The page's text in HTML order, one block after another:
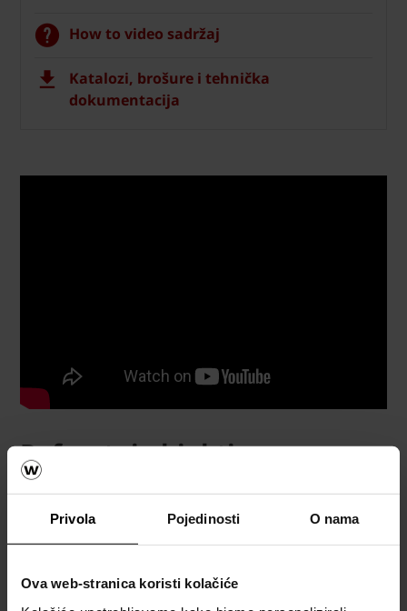
Privola Pojedinosti O nama
Ova web-stranica koristi kolačiće
How to video sadržaj
Katalozi, brošure i tehnička
dokumentacija
Referetni objekti
POGLEDAJTE REFERENTNE OBJEKTE